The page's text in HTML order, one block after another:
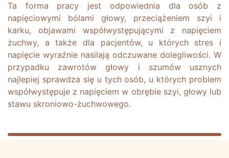
Ta forma pracy jest odpowiednia dla osób z
napięciowymi bólami głowy, przeciążeniem szyi i
karku, objawami współwystępującymi z napięciem
żuchwy, a także dla pacjentów, u których stres i
napięcie wyraźnie nasilają odczuwane dolegliwości. W
przypadku zawrotów głowy i szumów usznych
najlepiej sprawdza się u tych osób, u których problem
współwystępuje z napięciem w obrębie szyi, głowy lub
stawu skroniowo-żuchwowego.